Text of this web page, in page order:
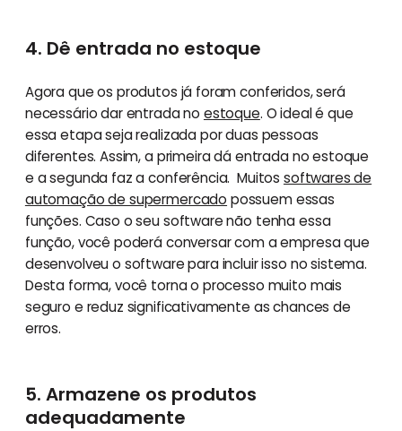
4. Dê entrada no estoque
Agora que os produtos já foram conferidos, será
necessário dar entrada no estoque. O ideal é que
essa etapa seja realizada por duas pessoas
diferentes. Assim, a primeira dá entrada no estoque
e a segunda faz a conferência. Muitos softwares de
automação de supermercado possuem essas
funções. Caso o seu software não tenha essa
função, você poderá conversar com a empresa que
desenvolveu o software para incluir isso no sistema.
Desta forma, você torna o processo muito mais
seguro e reduz significativamente as chances de
erros.
5. Armazene os produtos
adequadamente